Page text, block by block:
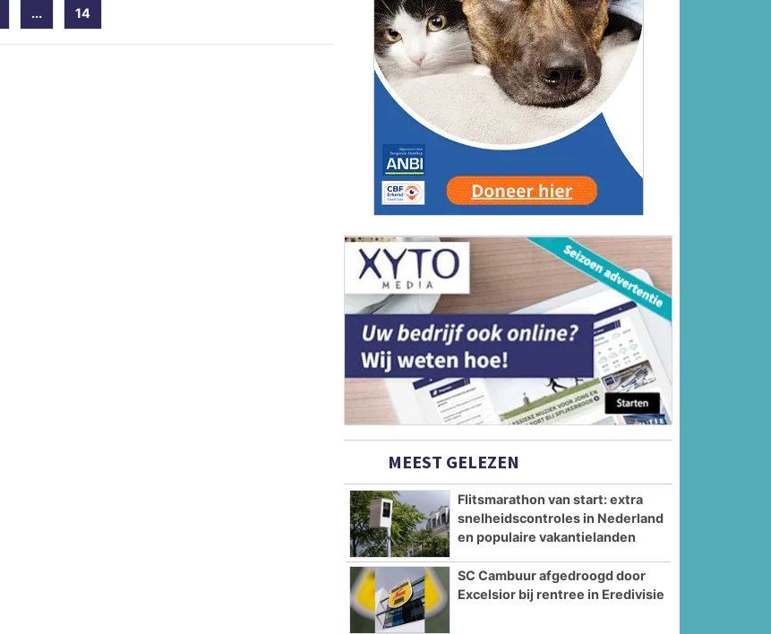
... 14
MEEST GELEZEN
Flitsmarathon van start: extra
snelheidscontroles in Nederland
en populaire vakantielanden
SC Cambuur afgedroogd door
Excelsior bij rentree in Eredivisie